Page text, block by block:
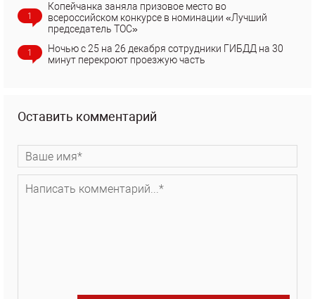
1
Копейчанка заняла призовое место во
всероссийском конкурсе в номинации «Лучший
председатель ТОС»
1
Ночью с 25 на 26 декабря сотрудники ГИБДД на 30
минут перекроют проезжую часть
Оставить комментарий